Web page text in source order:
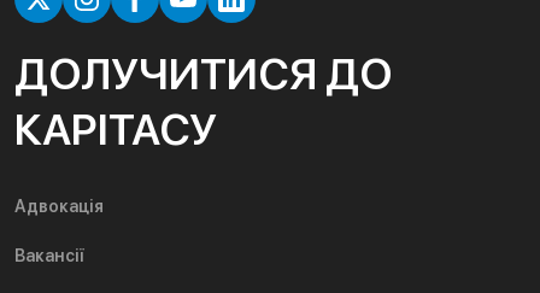
ДОЛУЧИТИСЯ ДО
КАРІТАСУ
Адвокація
Вакансії